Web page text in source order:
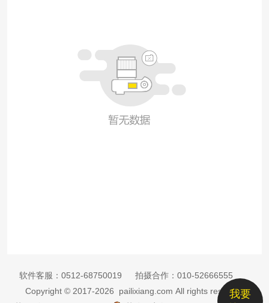
我要
软件客服： 0512-68750019 拍摄合作： 010-52666555
Copyright © 2017-2026 pailixiang.com All rights reserved